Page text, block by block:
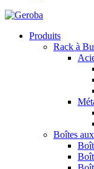
Produits
Rack à
Boîtes